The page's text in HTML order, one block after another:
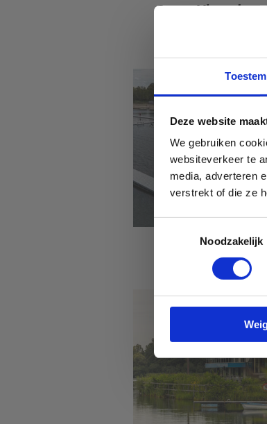
Deze website
We gebruiken
websiteverkeer te
media, adverteren
verstrekt of die ze
Toestemmingsselectie
Noodzakelijk
Sport
Sport Vlaanderen
Hofstade